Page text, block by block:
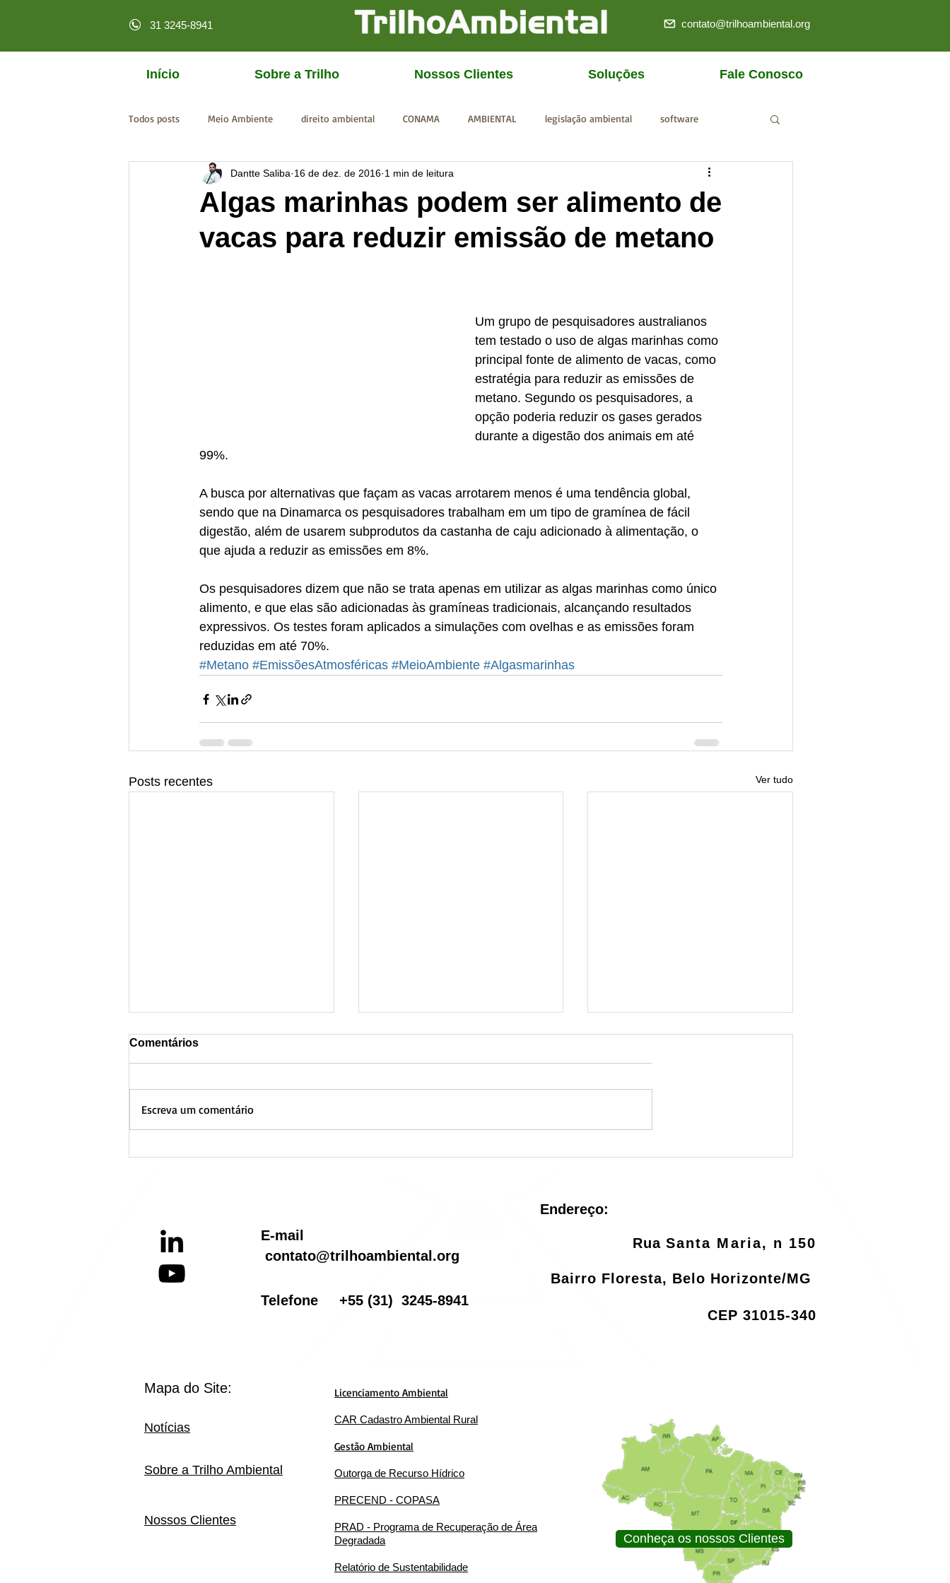
31 3245-8941 contato@trilhoambiental.org
Início Sobre a Trilho Nossos Clientes Soluçōes Fale Conosco
Todos posts Meio Ambiente direito ambiental CONAMA AMBIENTAL legislação ambiental software
licenciamento online MPF CGU IBAMA SISEMA
Algas marinhas podem ser alimento de
vacas para reduzir emissão de metano
Dantte Saliba 16 de dez. de 2016 1 min de leitura
Um grupo de pesquisadores australianos
tem testado o uso de algas marinhas como
principal fonte de alimento de vacas, como
estratégia para reduzir as emissões de
metano. Segundo os pesquisadores, a
opção poderia reduzir os gases gerados
durante a digestão dos animais em até
99%.
A busca por alternativas que façam as vacas arrotarem menos é uma tendência global,
sendo que na Dinamarca os pesquisadores trabalham em um tipo de gramínea de fácil
digestão, além de usarem subprodutos da castanha de caju adicionado à alimentação, o
que ajuda a reduzir as emissões em 8%.
Os pesquisadores dizem que não se trata apenas em utilizar as algas marinhas como único
alimento, e que elas são adicionadas às gramíneas tradicionais, alcançando resultados
expressivos. Os testes foram aplicados a simulações com ovelhas e as emissões foram
reduzidas em até 70%.
#Metano #EmissõesAtmosféricas #MeioAmbiente #Algasmarinhas
Posts recentes Ver tudo
Comentários
Escreva um comentário
E-mail
contato@trilhoambiental.org
Telefone +55 (31) 3245-8941
Endereço:
RuaSanta Maria, n 150
Bairro Floresta, Belo Horizonte/MG
CEP 31015-340
Sobre a Trilho Ambiental
Notícias
Nossos Clientes
Mapa do Site: Licenciamento Ambiental
CAR Cadastro Ambiental Rural
Gestão Ambiental
Outorga de Recurso Hídrico
PRECEND - COPASA
PRAD - Programa de Recuperação de Área
Degradada
Relatório de Sustentabilidade
Conheça os nossos Clientes